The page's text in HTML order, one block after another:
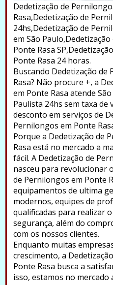
Dedetização de
Rasa,Dedetização de
24hs,Dedetização de
em São
Ponte Rasa
Ponte Rasa 24 horas.
Buscando Dedetização de
Rasa? Não procure +, a
em Ponte Rasa atende
Paulista 24hs sem taxa de
desconto em serviços de
Pernilongos em Ponte
Porque a Dedetização de
Rasa está no mercado a
fácil. A Dedetização de
nasceu para revolucionar
de Pernilongos em Ponte
equipamentos de ultima
modernos, equipes de
qualificadas para realizar
segurança, além do
com os nossos clientes.
Enquanto muitas
crescimento, a
Ponte Rasa busca a
isso, estamos no mercado